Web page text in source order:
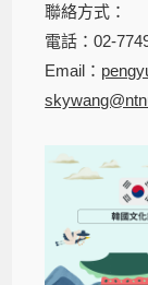
聯絡方式：
電話：02-
Email：